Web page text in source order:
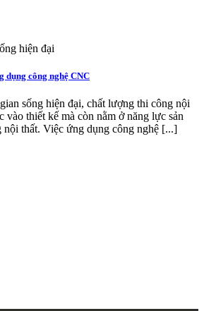
hiện đại
dụng công nghệ CNC
sống hiện đại, chất lượng thi công nội
vào thiết kế mà còn nằm ở năng lực sản
nội thất. Việc ứng dụng công nghệ [...]